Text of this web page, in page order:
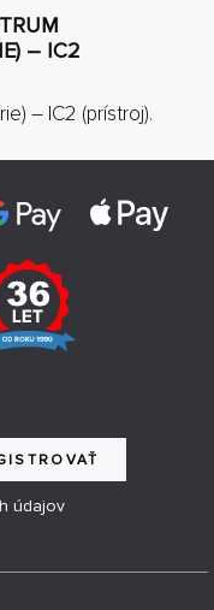
– IC2
– IC2 (prístroj).
údajov